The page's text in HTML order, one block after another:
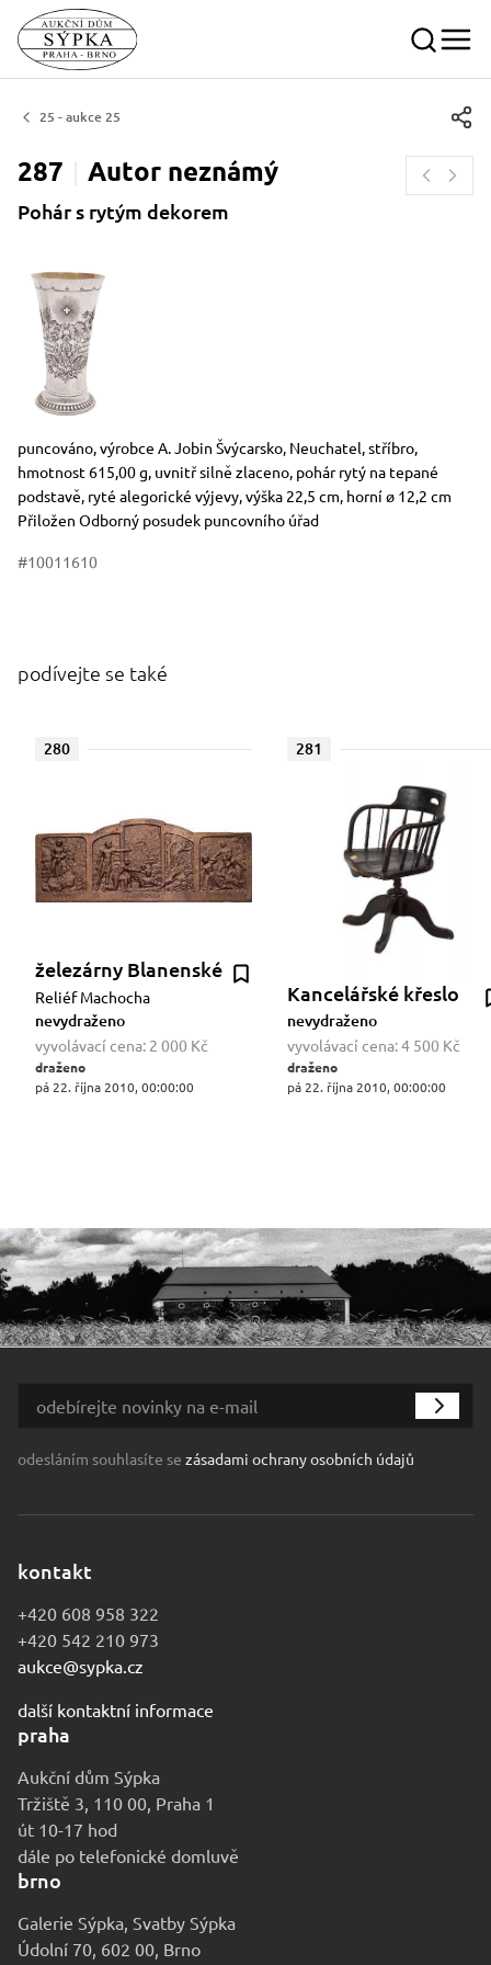
25 - aukce 25
287 Autor neznámý
Pohár s rytým dekorem
Rozměry
Stručný popis předmětu
puncováno, výrobce A. Jobin Švýcarsko, Neuchatel, stříbro,
hmotnost 615,00 g, uvnitř silně zlaceno, pohár rytý na tepané
podstavě, ryté alegorické výjevy, výška 22,5 cm, horní ø 12,2 cm
Přiložen Odborný posudek puncovního úřad
#10011610
podívejte se také
280
železárny Blanenské
Reliéf Machocha
nevydraženo
vyvolávací cena: 2 000 Kč
draženo
pá 22. října 2010, 00:00:00
281
Kancelářské křeslo
nevydraženo
vyvolávací cena:4 500 Kč
draženo
pá 22. října 2010, 00:00:00
odesláním souhlasíte se zásadami ochrany osobních údajů
kontakt
+420 608 958 322
+420 542 210 973
aukce@sypka.cz
další kontaktní informace
praha
Aukční dům Sýpka
Tržiště 3, 110 00, Praha 1
út 10-17 hod
dále po telefonické domluvě
brno
Galerie Sýpka, Svatby Sýpka
Údolní 70, 602 00, Brno